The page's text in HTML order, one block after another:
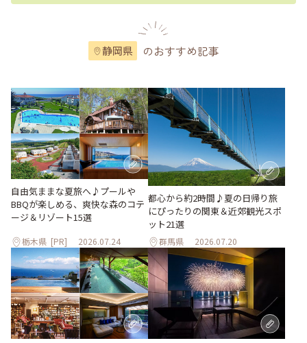
静岡県 のおすすめ記事
自由気ままな夏旅へ♪プールや
BBQが楽しめる、爽快な森のコテ
ージ＆リゾート15選
栃木県 [PR] 2026.07.24
都心から約2時間♪夏の日帰り旅
にぴったりの関東＆近郊観光スポ
ット21選
群馬県 2026.07.20